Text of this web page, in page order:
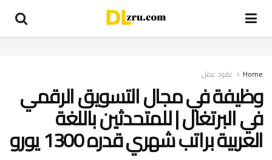
Home عقود عمل
وظيفة في مجال التسويق الرقمي
في البرتغال | للمتحدثين باللغة
العربية براتب شهري قدره 1300 يورو